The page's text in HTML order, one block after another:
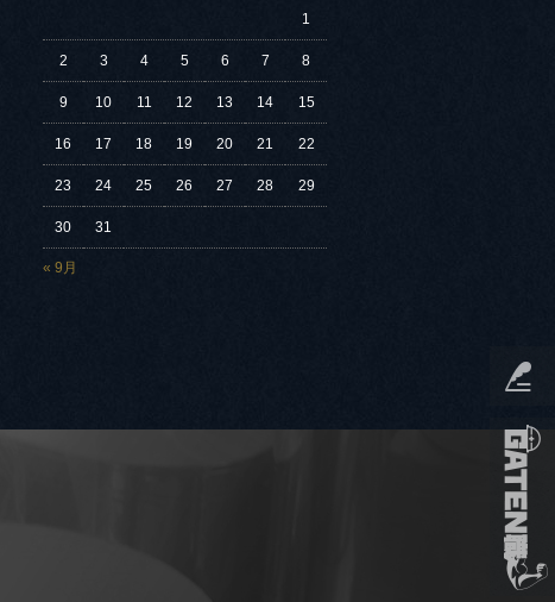
« 9月
1
2 3 4 5 6 7 8
9 10 11 12 13 14 15
16 17 18 19 20 21 22
23 24 25 26 27 28 29
30 31